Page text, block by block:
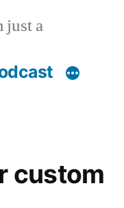
just a
custom